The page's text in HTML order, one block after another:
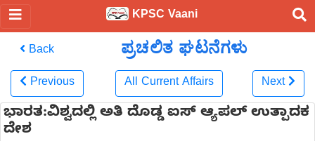
KPSC Vaani
Back ಪ್ರಚಲಿತ ಘಟನೆಗಳು
Previous All Current Affairs Next
ಭಾರತ:ವಿಶ್ವದಲ್ಲಿ ಅತಿ ದೊಡ್ಡ ಐಸ್ ಆ್ಯಪಲ್ ಉತ್ಪಾದಕ
ದೇಶ